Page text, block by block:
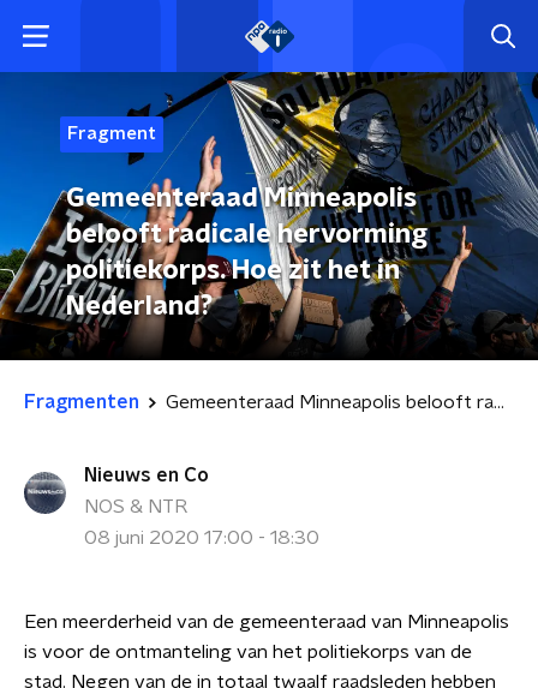
Fragment
Gemeenteraad Minneapolis
belooft radicale hervorming
politiekorps. Hoe zit het in
Nederland?
Fragmenten Gemeenteraad Minneapolis belooft radicale hervorming politiekorps. Hoe zit het in Nederland?
Nieuws en Co
NOS & NTR
08 juni 2020 17:00 - 18:30
Een meerderheid van de gemeenteraad van Minneapolis
is voor de ontmanteling van het politiekorps van de
stad. Negen van de in totaal twaalf raadsleden hebben